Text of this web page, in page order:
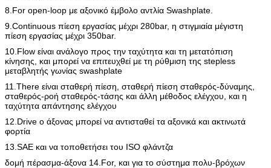
8.For open-loop με αξονικό έμβολο αντλία Swashplate.
9.Continuous πίεση εργασίας μέχρι 280bar, η στιγμιαία μέγιστη
πίεση εργασίας μέχρι 350bar.
10.Flow είναι ανάλογο προς την ταχύτητα και τη μετατόπιση
κίνησης, και μπορεί να επιτευχθεί με τη ρύθμιση της stepless
μεταβλητής γωνίας swashplate
11.There είναι σταθερή πίεση, σταθερή πίεση σταθερός-δύναμης,
σταθερός-ροή σταθερός-τάσης και άλλη μέθοδος ελέγχου, και η
ταχύτητα απάντησης ελέγχου
12.Drive ο άξονας μπορεί να αντισταθεί τα αξονικά και ακτινωτά
φορτία
13.SAE και να τοποθετήσει του ISO φλάντζα
δομή πέρασμα-άξονα 14.For, και για το σύστημα πολυ-βρόχων